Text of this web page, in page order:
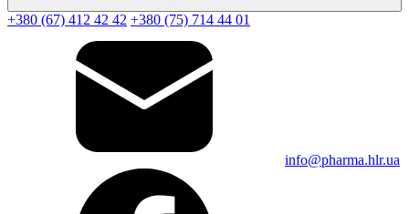
+380 (67) 412 42 42 +380 (75) 714 44 01
info@pharma.hlr.ua